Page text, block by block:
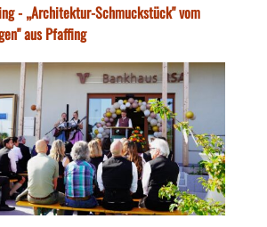
- „Architektur-Schmuckstück" vom
aus Pfaffing